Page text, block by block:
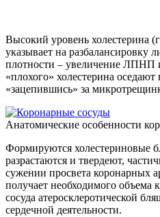
Высокий уровень холестерина
указывает на разбалансировку
плотности – увеличение
«плохого» холестерина оседают
«зацепившись» за
Анатомические особенности
Формируются холестериновые
разрастаются и твердеют,
сужении просвета коронарных
получает необходимого объема
сосуда атеросклеротической
сердечной деятельности.